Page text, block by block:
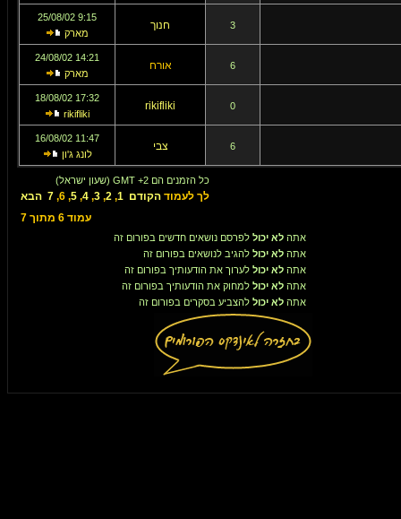
3 חנוך
9:15 25/08/02
מארק
6 אורח
14:21 24/08/02
מארק
0
rikifliki
17:32 18/08/02
rikifliki
6 צבי
11:47 16/08/02
לונג ג'ון
כל הזמנים הם GMT +2 (שעון ישראל)
לך לעמוד הקודם 1
,
2
,
3
,
4
,
5
,
6
,
7 הבא
עמוד 6 מתוך 7
אתה לא יכול לפרסם נושאים חדשים בפורום זה
אתה לא יכול להגיב לנושאים בפורום זה
אתה לא יכול לערוך את הודעותיך בפורום זה
אתה לא יכול למחוק את הודעותיך בפורום זה
אתה לא יכול להצביע בסקרים בפורום זה